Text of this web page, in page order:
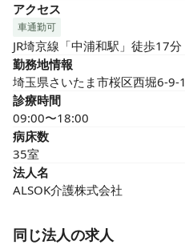
アクセス
車通勤可
JR埼京線「中浦和駅」徒歩17分
勤務地情報
埼玉県さいたま市桜区西堀6-9-1
診療時間
09:00〜18:00
病床数
35室
法人名
ALSOK介護株式会社
同じ法人の求人